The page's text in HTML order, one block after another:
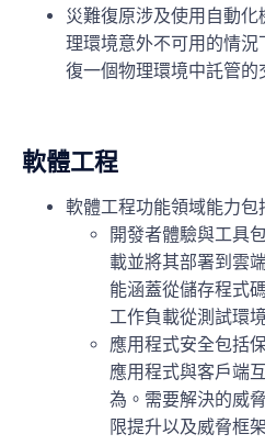
災難復原涉及使用自動化
理環境意外不可用的情
復一個物理環境中託管的
軟體工程
軟體工程功能領域能力包
開發者體驗與工具
載並將其部署到雲
能涵蓋從儲存程式
工作負載從測試環
應用程式安全包括
應用程式與客戶端
為。需要解決的威
限提升以及威脅框